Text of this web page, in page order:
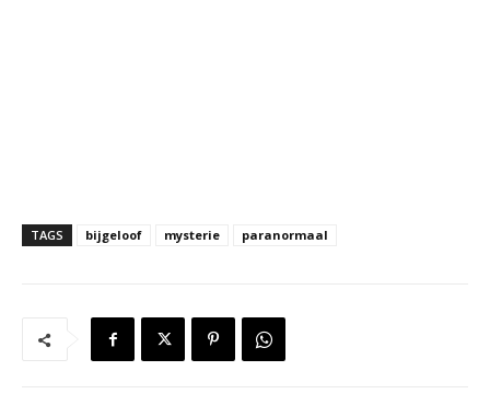
TAGS bijgeloof mysterie paranormaal